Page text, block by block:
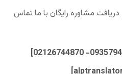
مشاوره رایگان با ما تماس